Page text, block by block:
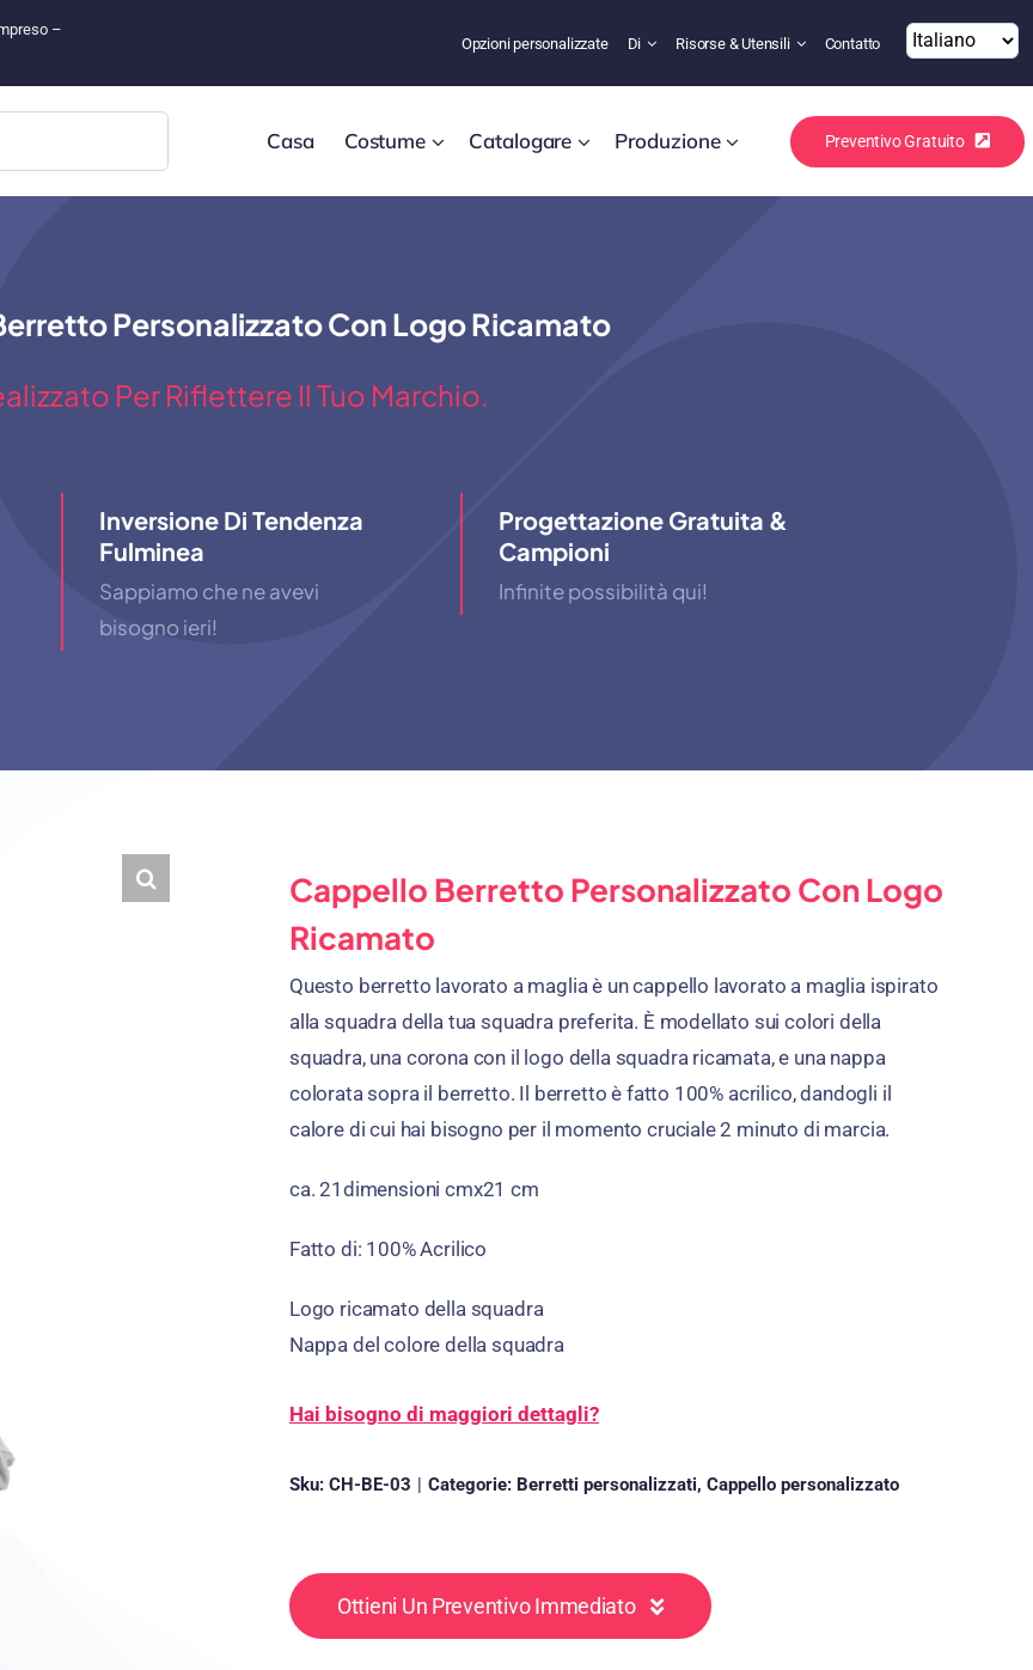
–
Opzioni personalizzate Di Risorse & Utensili Contatto
Casa Costume Catalogare Produzione Preventivo Gratuito
Personalizzato Con Logo Ricamato
Per Riflettere Il Tuo Marchio.
Inversione Di Tendenza
Fulminea
Sappiamo che ne avevi
bisogno ieri!
Progettazione Gratuita &
Campioni
Infinite possibilità qui!
Cappello Berretto Personalizzato Con Logo
Ricamato
Questo berretto lavorato a maglia è un cappello lavorato a maglia ispirato
alla squadra della tua squadra preferita. È modellato sui colori della
squadra, una corona con il logo della squadra ricamata, e una nappa
colorata sopra il berretto. Il berretto è fatto 100% acrilico, dandogli il
calore di cui hai bisogno per il momento cruciale 2 minuto di marcia.
ca. 21dimensioni cmx21 cm
Fatto di: 100% Acrilico
Logo ricamato della squadra
Nappa del colore della squadra
Hai bisogno di maggiori dettagli?
Sku: CH-BE-03 | Categorie: Berretti personalizzati, Cappello personalizzato
Ottieni Un Preventivo Immediato